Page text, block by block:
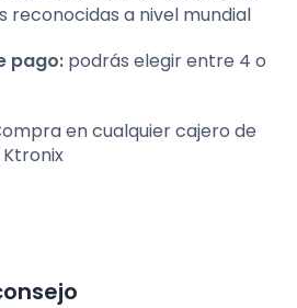
reconocidas a nivel mundial
pago: podrás elegir entre 4 o
en cualquier cajero de